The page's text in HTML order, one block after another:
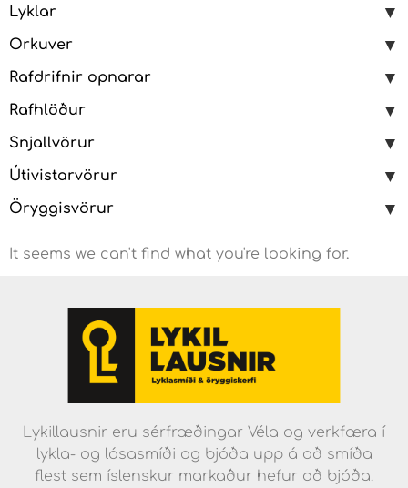
Lyklar
Orkuver
Rafdrifnir opnarar
Rafhlöður
Snjallvörur
Útivistarvörur
Öryggisvörur
It seems we can't find what you're looking for.
Lykillausnir eru sérfræðingar Véla og verkfæra í
lykla- og lásasmíði og bjóða upp á að smíða
flest sem íslenskur markaður hefur að bjóða.